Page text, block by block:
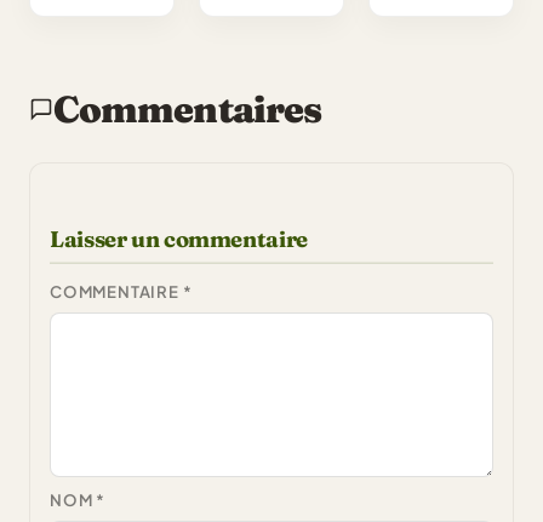
Commentaires
Laisser un commentaire
COMMENTAIRE *
NOM *